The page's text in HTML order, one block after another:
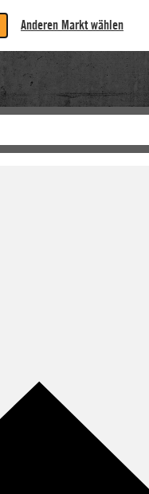
Anderen Markt wählen